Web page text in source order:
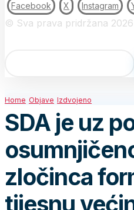
Facebook X Instagram
© Sva prava pridržana 2026
Home Objave Izdvojeno
SDA je uz
zločinca
tijesnu